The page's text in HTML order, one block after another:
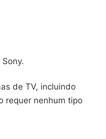
de TV, incluindo
requer nenhum tipo